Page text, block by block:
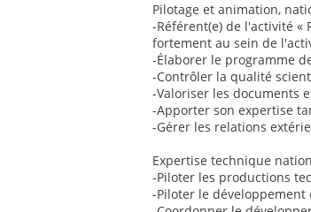
Pilotage et animation,
-Référent(e) de l'activité
fortement au sein de
-Élaborer le programme
-Contrôler la qualité
-Valoriser les documents
-Apporter son expertise
-Gérer les relations
Expertise technique
-Piloter les productions
-Piloter le